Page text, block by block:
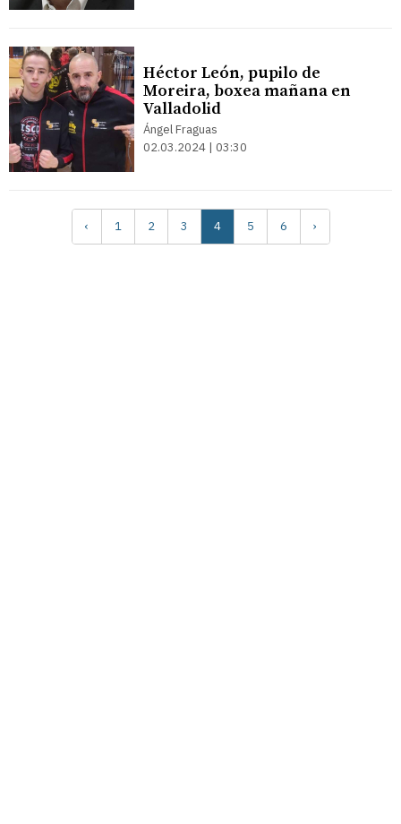
Héctor León, pupilo de
Moreira, boxea mañana en
Valladolid
Ángel Fraguas
02.03.2024 | 03:30
‹ 1 2 3 4 5 6 ›